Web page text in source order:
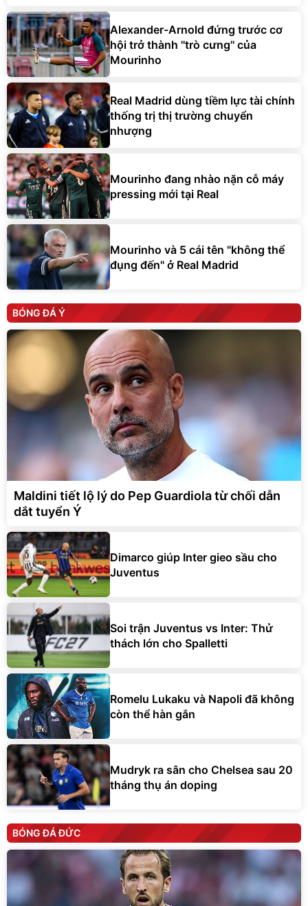
Alexander-Arnold đứng trước cơ
hội trở thành ''trò cưng'' của
Mourinho
Real Madrid dùng tiềm lực tài chính
thống trị thị trường chuyển
nhượng
Mourinho đang nhào nặn cỗ máy
pressing mới tại Real
Mourinho và 5 cái tên "không thể
đụng đến" ở Real Madrid
BÓNG ĐÁ Ý
Maldini tiết lộ lý do Pep Guardiola từ chối dẫn
dắt tuyển Ý
Dimarco giúp Inter gieo sầu cho
Juventus
Soi trận Juventus vs Inter: Thử
thách lớn cho Spalletti
Romelu Lukaku và Napoli đã không
còn thể hàn gắn
Mudryk ra sân cho Chelsea sau 20
tháng thụ án doping
BÓNG ĐÁ ĐỨC